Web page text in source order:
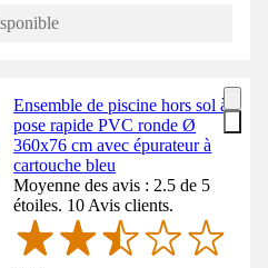
Ensemble de piscine hors sol à
pose rapide PVC ronde Ø
360x76 cm avec épurateur à
cartouche bleu
Moyenne des avis : 2.5 de 5
étoiles. 10 Avis clients.